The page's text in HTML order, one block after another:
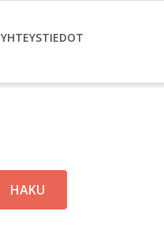
YHTEYSTIEDOT
HAKU